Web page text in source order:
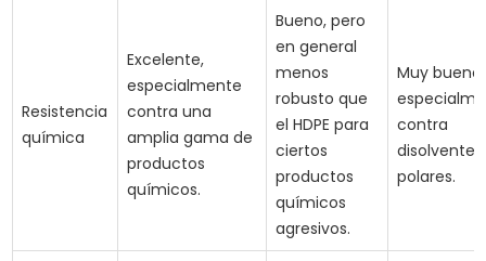
Resistencia
química
Excelente,
especialmente
contra una
amplia gama de
productos
químicos.
Bueno, pero
en general
menos
robusto que
el HDPE para
ciertos
productos
químicos
agresivos.
Muy bueno,
contra
disolventes
polares.